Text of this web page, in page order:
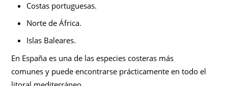
Costas portuguesas.
Norte de África.
Islas Baleares.
En España es una de las especies costeras más
comunes y puede encontrarse prácticamente en todo el